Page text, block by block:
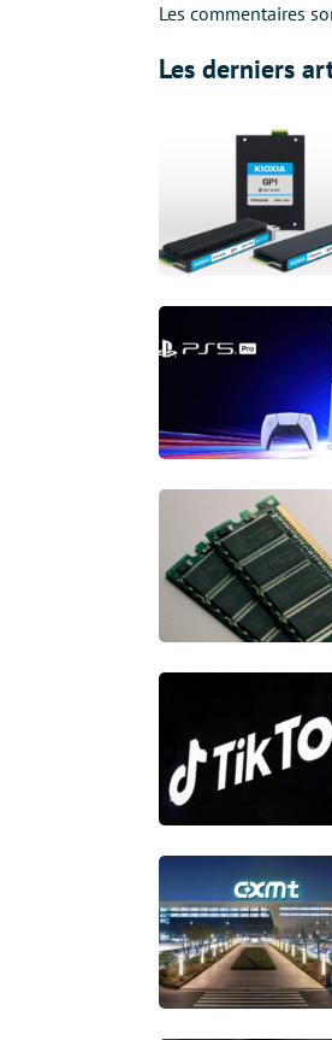
Les commentaires
Les derniers